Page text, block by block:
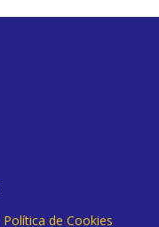
Política de Cookies